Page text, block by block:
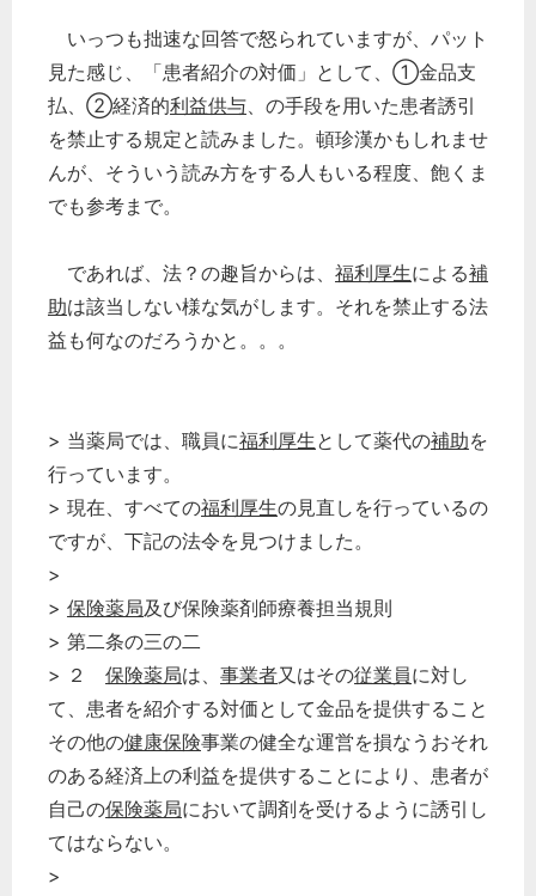
いっつも拙速な回答で怒られていますが、パット
見た感じ、「患者紹介の対価」として、①金品支
払、➁経済的利益供与、の手段を用いた患者誘引
を禁止する規定と読みました。頓珍漢かもしれませ
んが、そういう読み方をする人もいる程度、飽くま
でも参考まで。
であれば、法？の趣旨からは、 福利厚生による補
助は該当しない様な気がします。それを禁止する法
益も何なのだろうかと。。。
> 当薬局では、職員に福利厚生として薬代の補助を
行っています。
> 現在、すべての福利厚生の見直しを行っているの
ですが、下記の法令を見つけました。
>
> 保険薬局及び保険薬剤師療養担当規則
> 第二条の三の二
> ２ 保険薬局は、 事業者又はその従業員に対し
て、患者を紹介する対価として金品を提供すること
その他の健康保険事業の健全な運営を損なうおそれ
のある経済上の利益を提供することにより、患者が
自己の保険薬局において調剤を受けるように誘引し
てはならない。
>